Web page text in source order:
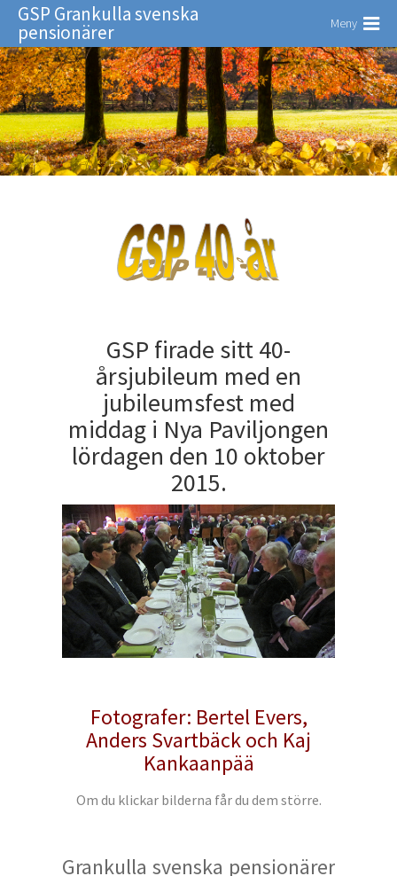
GSP Grankulla svenska
pensionärer Meny
GSP firade sitt 40-
årsjubileum med en
jubileumsfest med
middag i Nya Paviljongen
lördagen den 10 oktober
2015.
Fotografer: Bertel Evers,
Anders Svartbäck och Kaj
Kankaanpää
Om du klickar bilderna får du dem större.
Grankulla svenska pensionärer